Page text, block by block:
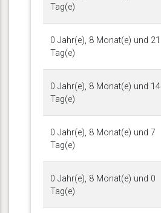
Tag(e)
0 Jahr(e), 8 Monat(e) und 21
Tag(e)
0 Jahr(e), 8 Monat(e) und 14
Tag(e)
0 Jahr(e), 8 Monat(e) und 7
Tag(e)
0 Jahr(e), 8 Monat(e) und 0
Tag(e)